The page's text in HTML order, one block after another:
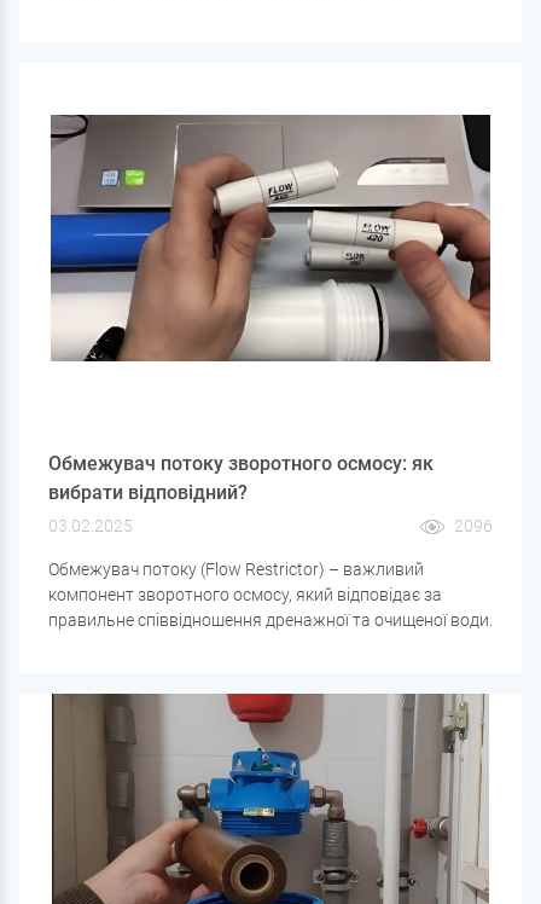
безпечною та корисною.
Обмежувач потоку зворотного осмосу: як
вибрати відповідний?
03.02.2025 2096
Обмежувач потоку (Flow Restrictor) – важливий
компонент зворотного осмосу, який відповідає за
правильне співвідношення дренажної та очищеної води.
засмічення мембрани або зниження ефективності